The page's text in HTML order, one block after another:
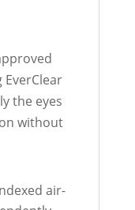
the eyes
without
air-